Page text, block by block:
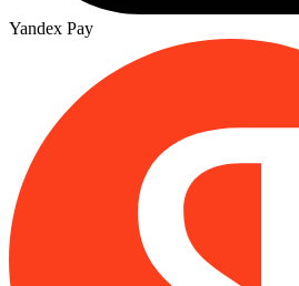
Yandex Pay